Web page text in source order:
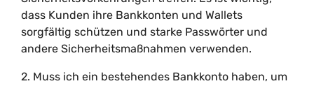
dass Kunden ihre Bankkonten und Wallets
sorgfältig schützen und starke Passwörter und
andere Sicherheitsmaßnahmen verwenden.
2. Muss ich ein bestehendes Bankkonto haben, um